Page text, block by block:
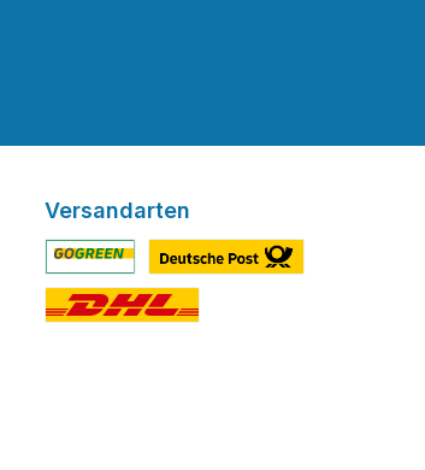
Versandarten
Benutzerdefiniertes Bild 1
Benutzerdefiniertes Bild 2